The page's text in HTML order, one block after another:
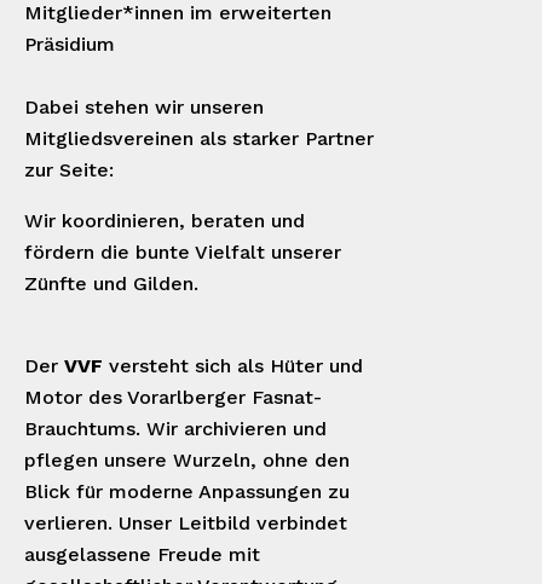
Mitglieder*innen im erweiterten
Präsidium
Dabei stehen wir unseren
Mitgliedsvereinen als starker Partner
zur Seite:
Wir koordinieren, beraten und
fördern die bunte Vielfalt unserer
Zünfte und Gilden.
Der VVF versteht sich als Hüter und
Motor des Vorarlberger Fasnat-
Brauchtums. Wir archivieren und
pflegen unsere Wurzeln, ohne den
Blick für moderne Anpassungen zu
verlieren. Unser Leitbild verbindet
ausgelassene Freude mit